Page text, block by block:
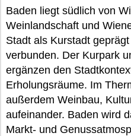
Baden liegt südlich von
Weinlandschaft und
Stadt als Kurstadt
verbunden. Der Kurpark
ergänzen den
Erholungsräume. Im
außerdem Weinbau,
aufeinander. Baden wird
Markt- und